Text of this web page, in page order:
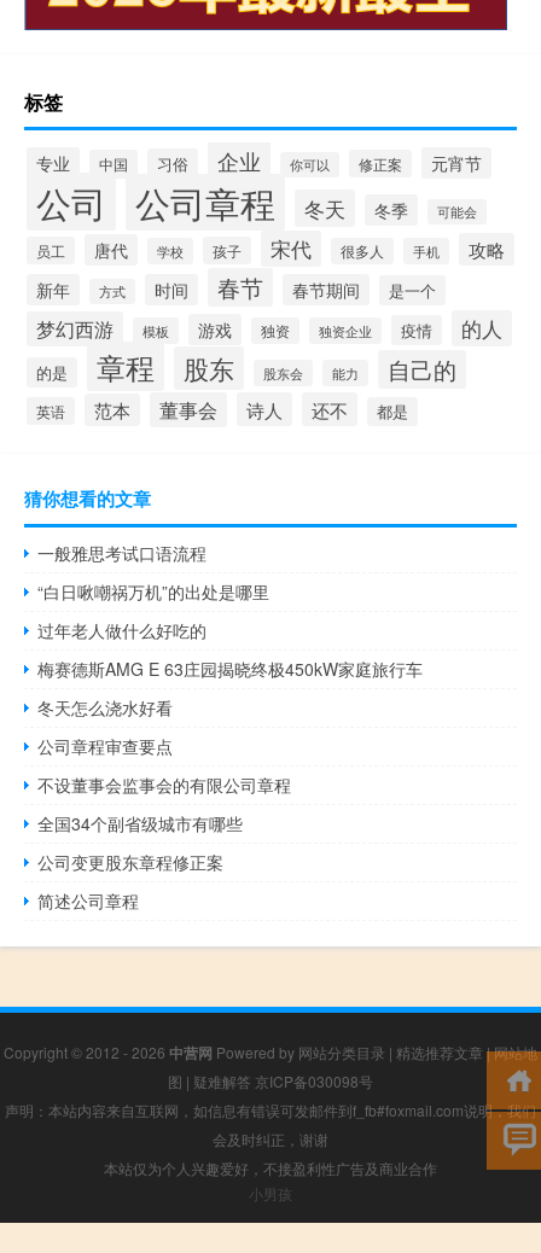
标签
专业 中国 习俗 企业 你可以 修正案 元宵节
公司 公司章程 冬天 冬季 可能会
员工 唐代 学校 孩子 宋代 很多人 手机 攻略
新年 方式 时间 春节 春节期间 是一个
梦幻西游 模板 游戏 独资 独资企业 疫情 的人
的是 章程 股东 股东会 能力 自己的
英语 范本 董事会 诗人 还不 都是
猜你想看的文章
一般雅思考试口语流程
“白日啾嘲祸万机”的出处是哪里
过年老人做什么好吃的
梅赛德斯AMG E 63庄园揭晓终极450kW家庭旅行车
冬天怎么浇水好看
公司章程审查要点
不设董事会监事会的有限公司章程
全国34个副省级城市有哪些
公司变更股东章程修正案
简述公司章程
Copyright © 2012 - 2026 中营网 Powered by 网站分类目录 | 精选推荐文章 |网站地
图 | 疑难解答 京ICP备030098号
声明：本站内容来自互联网，如信息有错误可发邮件到f_fb#foxmail.com说明，我们
会及时纠正，谢谢
本站仅为个人兴趣爱好，不接盈利性广告及商业合作
小男孩